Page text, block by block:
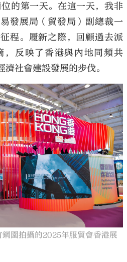
的第一天。在這一天，我非
發展局（貿發局）副總裁一
程。履新之際，回顧過去派
，反映了香港與內地同頻共
社會建設發展的步伐。
園拍攝的2025年服貿會香港展